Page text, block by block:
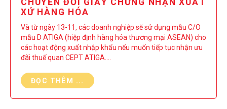
CHUYỂN ĐỔI GIẤY CHỨNG NHẬN XUẤT
XỨ HÀNG HÓA
Và từ ngày 13-11, các doanh nghiệp sẽ sử dụng mẫu C/O
mẫu D ATIGA (hiệp định hàng hóa thương mại ASEAN) cho
các hoạt động xuất nhập khẩu nếu muốn tiếp tục nhận ưu
đãi thuế quan CEPT ATIGA.…
ĐỌC THÊM ...